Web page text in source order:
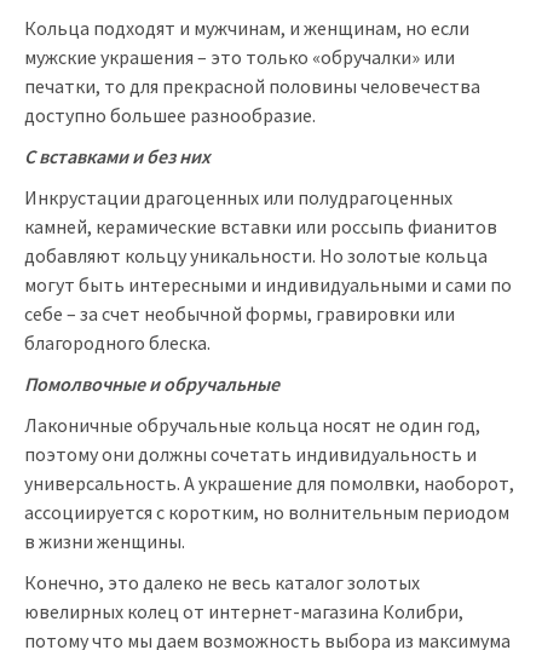
Кольца подходят и мужчинам, и женщинам, но если
мужские украшения – это только «обручалки» или
печатки, то для прекрасной половины человечества
доступно большее разнообразие.
С вставками и без них
Инкрустации драгоценных или полудрагоценных
камней, керамические вставки или россыпь фианитов
добавляют кольцу уникальности. Но золотые кольца
могут быть интересными и индивидуальными и сами по
себе – за счет необычной формы, гравировки или
благородного блеска.
Помолвочные и обручальные
Лаконичные обручальные кольца носят не один год,
поэтому они должны сочетать индивидуальность и
универсальность. А украшение для помолвки, наоборот,
ассоциируется с коротким, но волнительным периодом
в жизни женщины.
Конечно, это далеко не весь каталогзолотых
ювелирных колец от интернет-магазина Колибри,
потому что мы даем возможность выбора из максимума